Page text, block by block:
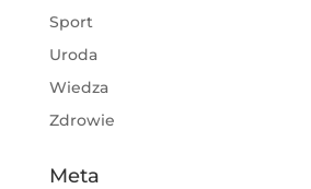
Sport
Uroda
Wiedza
Zdrowie
Meta